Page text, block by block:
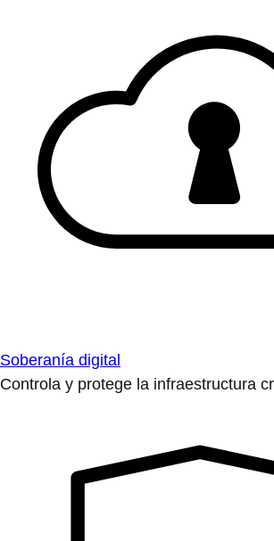
Soberanía digital
Controla y protege la infraestructura